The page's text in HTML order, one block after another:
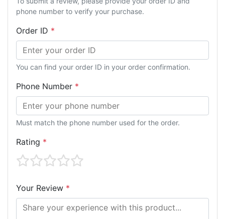
phone number to verify your purchase.
Order ID *
You can find your order ID in your order confirmation.
Phone Number *
Must match the phone number used for the order.
Rating *
Your Review *